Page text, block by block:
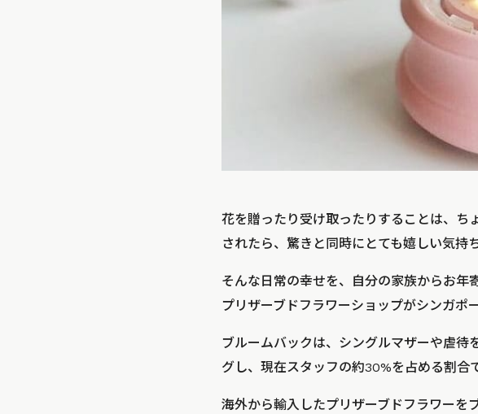
花を贈ったり受け取ったりすることは、ち
されたら、驚きと同時にとても嬉しい気持
そんな日常の幸せを、自分の家族からお年
プリザーブドフラワーショップがシンガポ
ブルームバックは、シングルマザーや虐待
グし、現在スタッフの約30%を占める割合
海外から輸入したプリザーブドフラワーを